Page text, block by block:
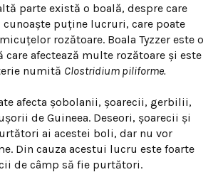
parte există o boală, despre care
puține lucruri, care poate
rozătoare. Boala Tyzzer este o
care afectează multe rozătoare și este
numită Clostridium piliforme.
afecta șobolanii, șoarecii, gerbilii,
de Guineea. Deseori, șoarecii și
ai acestei boli, dar nu vor
Din cauza acestui lucru este foarte
de câmp să fie purtători.